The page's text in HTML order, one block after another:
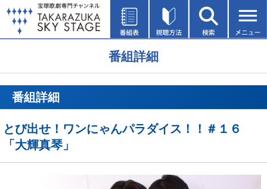
番組詳細
番組詳細
とび出せ！ワンにゃんパラダイス！！＃１６
「大輝真琴」